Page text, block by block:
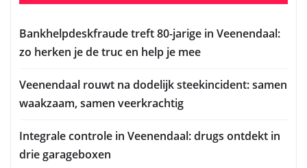
Bankhelpdeskfraude treft 80-jarige in Veenendaal:
zo herken je de truc en help je mee
Veenendaal rouwt na dodelijk steekincident: samen
waakzaam, samen veerkrachtig
Integrale controle in Veenendaal: drugs ontdekt in
drie garageboxen